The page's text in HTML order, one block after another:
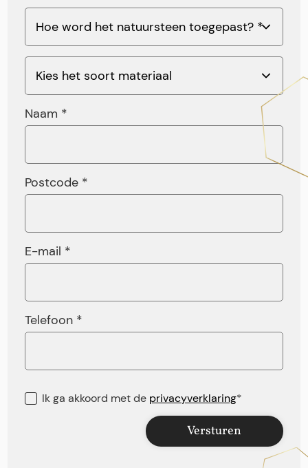
Naam *
Postcode *
E-mail *
Telefoon *
Ik ga akkoord met de privacyverklaring*
Versturen